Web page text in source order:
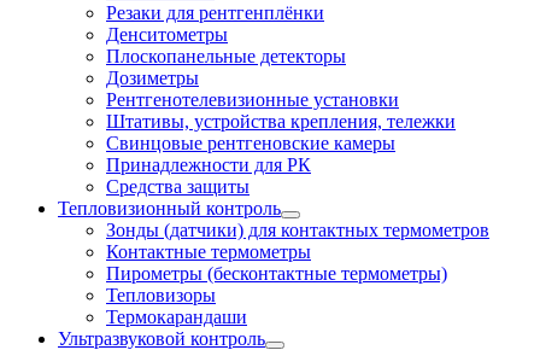
Резаки для рентгенплёнки
Денситометры
Плоскопанельные детекторы
Дозиметры
Рентгенотелевизионные установки
Штативы, устройства крепления, тележки
Свинцовые рентгеновские камеры
Принадлежности для РК
Средства защиты
Тепловизионный контроль
Зонды (датчики) для контактных термометров
Контактные термометры
Пирометры (бесконтактные термометры)
Тепловизоры
Термокарандаши
Ультразвуковой контроль